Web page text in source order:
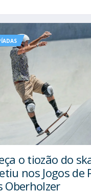
o tiozão do
nos Jogos de
Oberholzer